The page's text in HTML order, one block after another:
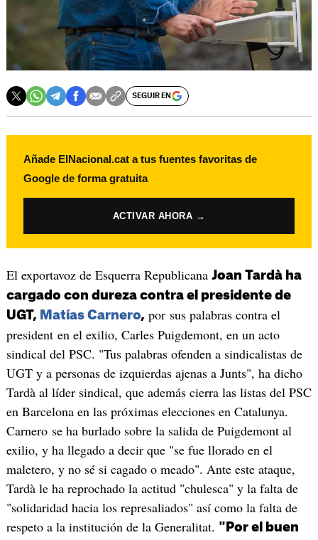
SEGUIR EN
Añade ElNacional.cat a tus fuentes favoritas de
Google de forma gratuita
ACTIVAR AHORA →
El exportavoz de Esquerra Republicana Joan Tardà ha
cargado con dureza contra el presidente de
UGT, Matías Carnero, por sus palabras contra el
president en el exilio, Carles Puigdemont, en un acto
sindical del PSC. "Tus palabras ofenden a sindicalistas de
UGT y a personas de izquierdas ajenas a Junts", ha dicho
Tardà al líder sindical, que además cierra las listas del PSC
en Barcelona en las próximas elecciones en Catalunya.
Carnero se ha burlado sobre la salida de Puigdemont al
exilio, y ha llegado a decir que "se fue llorado en el
maletero, y no sé si cagado o meado". Ante este ataque,
Tardà le ha reprochado la actitud "chulesca" y la falta de
"solidaridad hacia los represaliados" así como la falta de
respeto a la institución de la Generalitat. "Por el buen